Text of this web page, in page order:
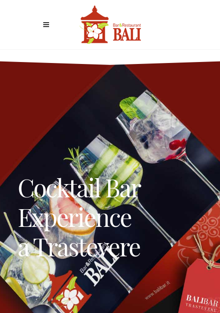
Cocktail Bar
Experience
a Trastevere